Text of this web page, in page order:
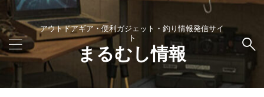
アウトドアギア・便利ガジェット・釣り情報発信サイ
ト
まるむし情報